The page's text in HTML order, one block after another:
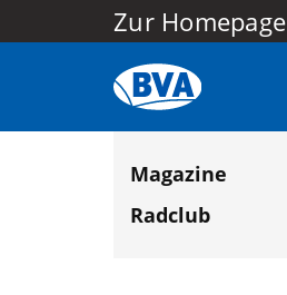
Zur Homepage
Magazine
Radclub